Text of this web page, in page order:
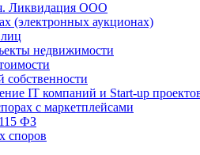
Ликвидация ООО
(электронных аукционах)
недвижимости
собственности
IT компаний и Start-up
с маркетплейсами
ФЗ
споров